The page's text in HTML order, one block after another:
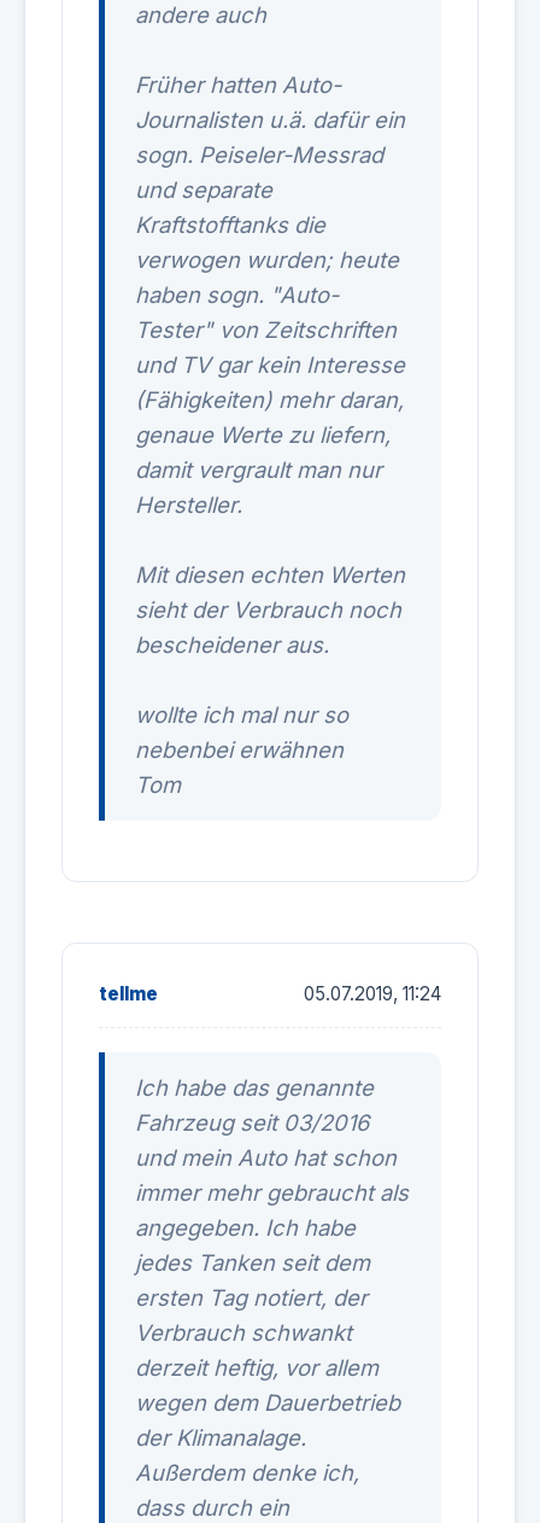
andere auch
Früher hatten Auto-
Journalisten u.ä. dafür ein
sogn. Peiseler-Messrad
und separate
Kraftstofftanks die
verwogen wurden; heute
haben sogn. "Auto-
Tester" von Zeitschriften
und TV gar kein Interesse
(Fähigkeiten) mehr daran,
genaue Werte zu liefern,
damit vergrault man nur
Hersteller.
Mit diesen echten Werten
sieht der Verbrauch noch
bescheidener aus.
wollte ich mal nur so
nebenbei erwähnen
Tom
tellme 05.07.2019, 11:24
Ich habe das genannte
Fahrzeug seit 03/2016
und mein Auto hat schon
immer mehr gebraucht als
angegeben. Ich habe
jedes Tanken seit dem
ersten Tag notiert, der
Verbrauch schwankt
derzeit heftig, vor allem
wegen dem Dauerbetrieb
der Klimanalage.
Außerdem denke ich,
dass durch ein